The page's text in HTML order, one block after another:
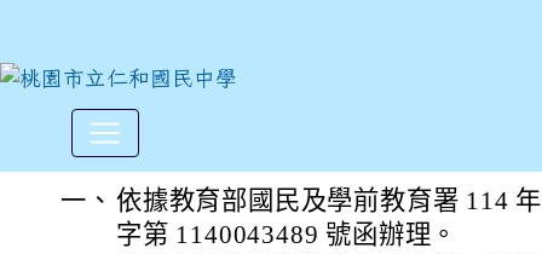
衛生福利部食品藥物管理署
一、 依據教育部國民及學前教育署 114
字第 1140043489 號函辦理。